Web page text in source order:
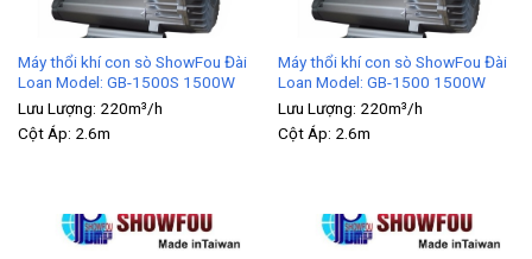
Máy thổi khí con sò ShowFou Đài
Loan Model: GB-1500S 1500W
Lưu Lượng: 220m³/h
Cột Áp: 2.6m
Máy thổi khí con sò ShowFou Đài
Loan Model: GB-1500 1500W
Lưu Lượng: 220m³/h
Cột Áp: 2.6m